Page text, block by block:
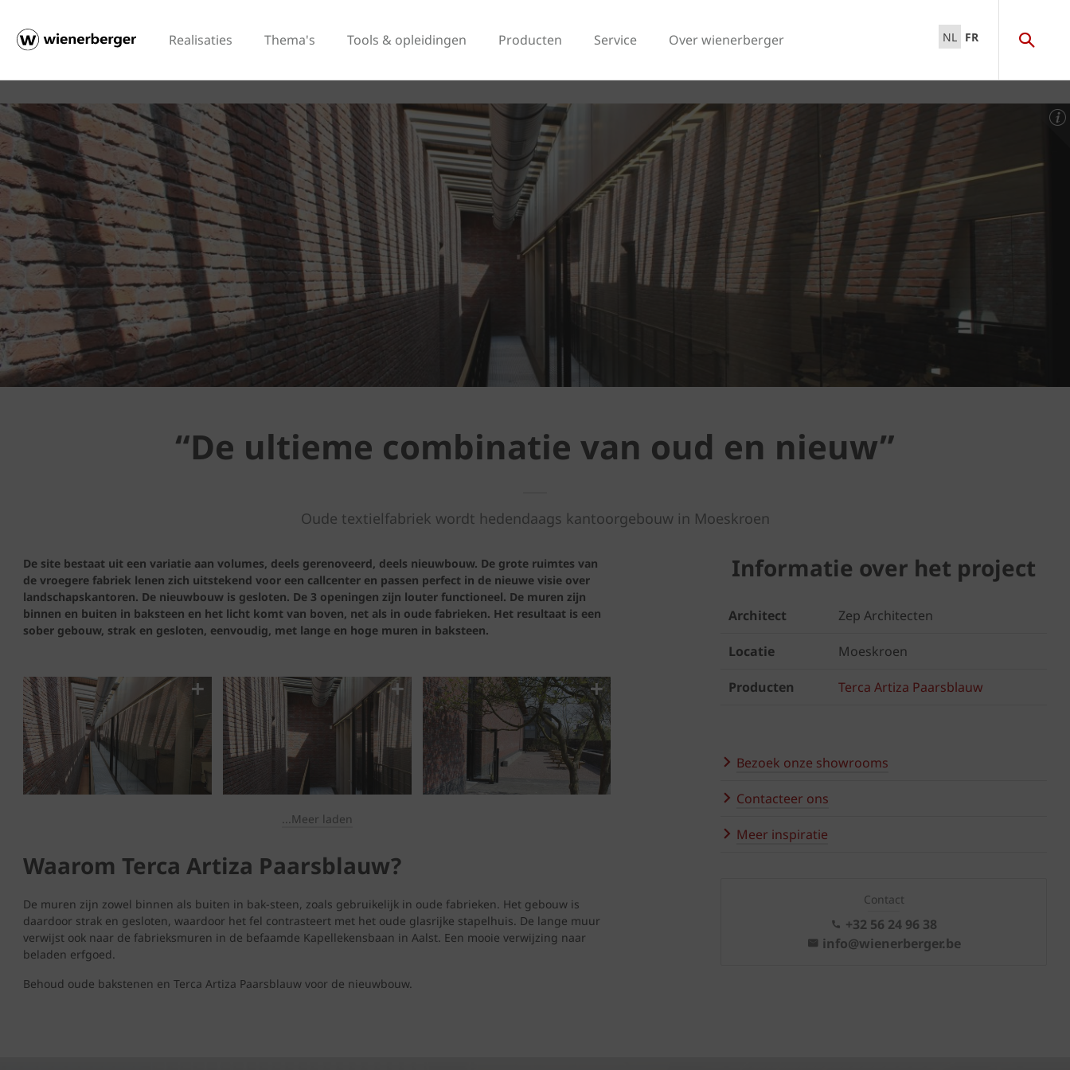
Realisaties Thema's Tools & opleidingen Producten Service Over wienerberger NL FR
“De ultieme combinatie van oud en nieuw”
Oude textielfabriek wordt hedendaags kantoorgebouw in Moeskroen
De site bestaat uit een variatie aan volumes, deels gerenoveerd, deels nieuwbouw. De grote ruimtes van
de vroegere fabriek lenen zich uitstekend voor een callcenter en passen perfect in de nieuwe visie over
landschapskantoren. De nieuwbouw is gesloten. De 3 openingen zijn louter functioneel. De muren zijn
binnen en buiten in baksteen en het licht komt van boven, net als in oude fabrieken. Het resultaat is een
sober gebouw, strak en gesloten, eenvoudig, met lange en hoge muren in baksteen.
...Meer laden
Waarom Terca Artiza Paarsblauw?
De muren zijn zowel binnen als buiten in bak-steen, zoals gebruikelijk in oude fabrieken. Het gebouw is
daardoor strak en gesloten, waardoor het fel contrasteert met het oude glasrijke stapelhuis. De lange muur
verwijst ook naar de fabrieksmuren in de befaamde Kapellekensbaan in Aalst. Een mooie verwijzing naar
beladen erfgoed.
Behoud oude bakstenen en Terca Artiza Paarsblauw voor de nieuwbouw.
Informatie over het project
Architect Zep Architecten
Locatie Moeskroen
Producten Terca Artiza Paarsblauw
Bezoek onze showrooms
Contacteer ons
Meer inspiratie
Contact
+32 56 24 96 38
info@wienerberger.be